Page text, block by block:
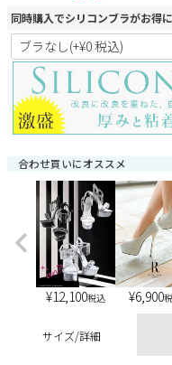
同時購入でシリコンブラがお得
合わせ買いにオススメ
¥12,100税込 ¥6,900
サイズ/詳細